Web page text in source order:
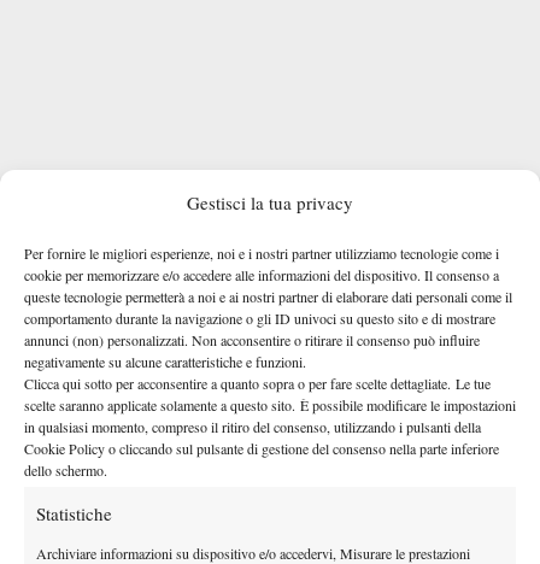
Gestisci la tua privacy
Per fornire le migliori esperienze, noi e i nostri partner utilizziamo tecnologie come i
cookie per memorizzare e/o accedere alle informazioni del dispositivo. Il consenso a
queste tecnologie permetterà a noi e ai nostri partner di elaborare dati personali come il
comportamento durante la navigazione o gli ID univoci su questo sito e di mostrare
annunci (non) personalizzati. Non acconsentire o ritirare il consenso può influire
negativamente su alcune caratteristiche e funzioni.
Clicca qui sotto per acconsentire a quanto sopra o per fare scelte dettagliate. Le tue
scelte saranno applicate solamente a questo sito. È possibile modificare le impostazioni
in qualsiasi momento, compreso il ritiro del consenso, utilizzando i pulsanti della
Cookie Policy o cliccando sul pulsante di gestione del consenso nella parte inferiore
dello schermo.
Statistiche
Archiviare informazioni su dispositivo e/o accedervi, Misurare le prestazioni